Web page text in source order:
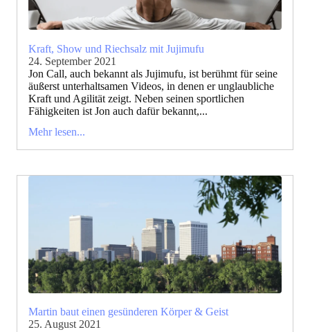
Kraft, Show und Riechsalz mit Jujimufu
24. September 2021
Jon Call, auch bekannt als Jujimufu, ist berühmt für seine
äußerst unterhaltsamen Videos, in denen er unglaubliche
Kraft und Agilität zeigt. Neben seinen sportlichen
Fähigkeiten ist Jon auch dafür bekannt,...
Mehr lesen...
Martin baut einen gesünderen Körper & Geist
25. August 2021